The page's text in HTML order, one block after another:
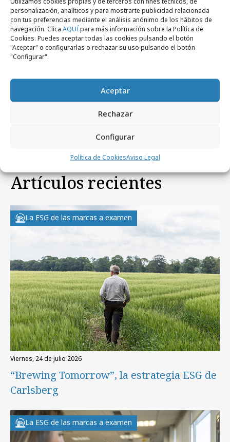
personalización, analíticos y para mostrarte publicidad relacionada
con tus preferencias mediante el análisis anónimo de los hábitos de
navegación. Clica AQUÍpara más información sobre la Política de
Cookies. Puedes aceptar todas las cookies pulsando el botón
"Aceptar" o configurarlas o rechazar su uso pulsando el botón
"Configurar".
Aceptar
Rechazar
Configurar
Política de CookiesAviso Legal
jueves, 28 de mayo 2026
Orange y Real Madrid fomentan un uso
responsable de la tecnología
Artículos recientes
La ESG de las marcas a examen
viernes, 24 de julio 2026
“Brewing Tomorrow”, la estrategia ESG de
Carlsberg
La ESG de las marcas a examen